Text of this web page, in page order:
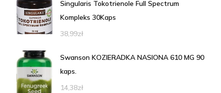
Singularis Tokotrienole Full Spectrum
Kompleks 30Kaps
38,99zł
Swanson KOZIERADKA NASIONA 610 MG 90
kaps.
14,38zł